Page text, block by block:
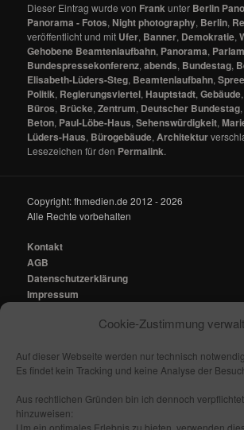
Cookie-Zustimmung
Auf dieser Webseite werden nur technisch
Es findet kein Tracking und keine Analyse der
Aus rechtlichen Gründen bin ich dennoch
hinzuweisen:
Um ein optimales Erlebnis zu bieten, verwenden
Dieser Eintrag wurde von Frankunter Berlin
Panorama - Fotos, Night photography, Berlin,
veröffentlicht und mit Ufer, Banner, Demokratie,
Gehobene Beamtenlaufbahn, Panorama,
Bundespressekonferenz,abends, Bundestag,
Elisabeth-Lüders-Steg, Beamtenlaufbahn,Spree
Politik, Regierungsviertel, Hauptstadt,Gebäude
Büros, Brücke,Zentrum, Deutscher Bundestag,
Beton, Paul-Löbe-Haus,Sehenswürdigkeit,
Lüders-Haus, Bürogebäude,Architektur
Lesezeichen für den Permalink.
Copyright: fhmedien.de 2012 - 2026
Alle Rechte vorbehalten
Kontakt
AGB
Datenschutzerklärung
Impressum
mail@fhmedien.de
Nach oben/ Seitenanfang